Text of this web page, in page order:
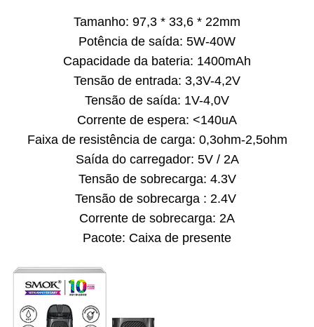
Tamanho: 97,3 * 33,6 * 22mm
Potência de saída: 5W-40W
Capacidade da bateria: 1400mAh
Tensão de entrada: 3,3V-4,2V
Tensão de saída: 1V-4,0V
Corrente de espera: <140uA
Faixa de resistência de carga: 0,3ohm-2,5ohm
Saída do carregador: 5V / 2A
Tensão de sobrecarga: 4.3V
Tensão de sobrecarga : 2.4V
Corrente de sobrecarga: 2A
Pacote: Caixa de presente